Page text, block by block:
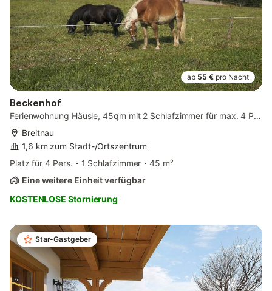
ab 55 € pro Nacht
Beckenhof
Ferienwohnung Häusle, 45qm mit 2 Schlafzimmer für max. 4 Personen
Breitnau
1,6 km zum Stadt-/Ortszentrum
Platz für 4 Pers.
1 Schlafzimmer
45 m²
Eine weitere Einheit verfügbar
KOSTENLOSE Stornierung
Star-Gastgeber